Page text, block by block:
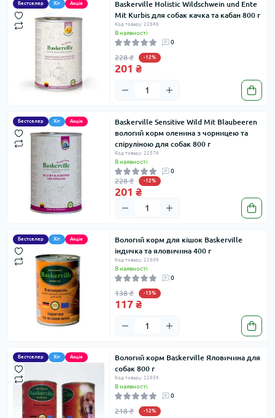
Бестселер Хіт Акція
Baskerville Holistic Wildschwein und Ente
Mit Kurbis для собак качка та кабан 800 г
Код товару: 22646
В наявності
0
228 ₴ -12%
201 ₴
Бестселер Хіт Акція
Baskerville Sensitive Wild Mit Blaubeeren
вологий корм оленина з чорницею та
спіруліною для собак 800 г
Код товару: 22576
В наявності
0
228 ₴ -12%
201 ₴
Бестселер Хіт Акція
Вологий корм для кішок Baskerville
індичка та яловичина 400 г
Код товару: 22609
В наявності
0
138 ₴ -15%
117 ₴
Бестселер Хіт Акція
Вологий корм Baskerville Яловичина для
собак 800 г
Код товару: 22658
В наявності
0
218 ₴ -12%